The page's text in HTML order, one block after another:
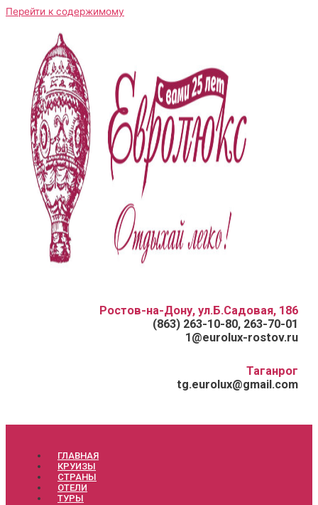
Перейти к содержимому
Ростов-на-Дону, ул.Б.Садовая, 186
(863) 263-10-80, 263-70-01
1@eurolux-rostov.ru
Таганрог
tg.eurolux@gmail.com
ГЛАВНАЯ
КРУИЗЫ
СТРАНЫ
ОТЕЛИ
ТУРЫ